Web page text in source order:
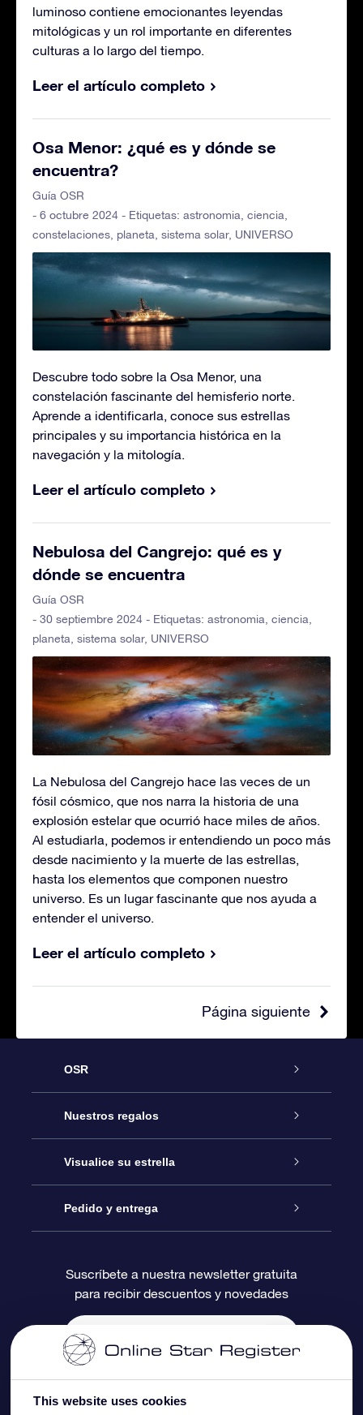
This website uses cookies
luminoso contiene emocionantes leyendas
mitológicas y un rol importante en diferentes
culturas a lo largo del tiempo.
Leer el artículo completo
Osa Menor: ¿qué es y dónde se
encuentra?
Guía OSR
- 6 octubre 2024 - Etiquetas: astronomia ciencia
constelaciones planeta sistema solar, UNIVERSO
Descubre todo sobre la Osa Menor, una
constelación fascinante del hemisferio norte.
Aprende a identificarla, conoce sus estrellas
principales y su importancia histórica en la
navegación y la mitología.
Leer el artículo completo
Nebulosa del Cangrejo: qué es y
dónde se encuentra
Guía OSR
- 30 septiembre 2024 - Etiquetas: astronomia ciencia
planeta sistema solar, UNIVERSO
La Nebulosa del Cangrejo hace las veces de un
fósil cósmico, que nos narra la historia de una
explosión estelar que ocurrió hace miles de años.
Al estudiarla, podemos ir entendiendo un poco más
desde nacimiento y la muerte de las estrellas,
hasta los elementos que componen nuestro
universo. Es un lugar fascinante que nos ayuda a
entender el universo.
Leer el artículo completo
Página siguiente
OSR
Atención
Contáctanos
Blog
Reseñas
Nuestros regalos
Regalo Estrella Online
Paquete de Regalo OSR
Tarjeta de Regalo OSR
Regalos empresariales
Visualice su estrella
Registro estelar
Página de Estrella Personalizada
Un Millón de Estrellas
Pedido y entrega
Información de Pago
Información de Envío
Suscríbete a nuestra newsletter gratuita
para recibir descuentos y novedades